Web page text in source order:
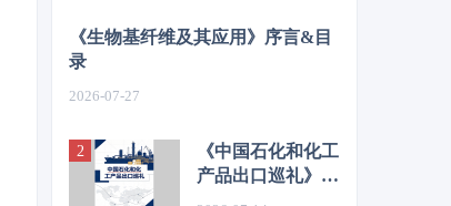
《生物基纤维及其应用》序言&目
录
2026-07-27
《中国石化和化工
产品出口巡礼》序